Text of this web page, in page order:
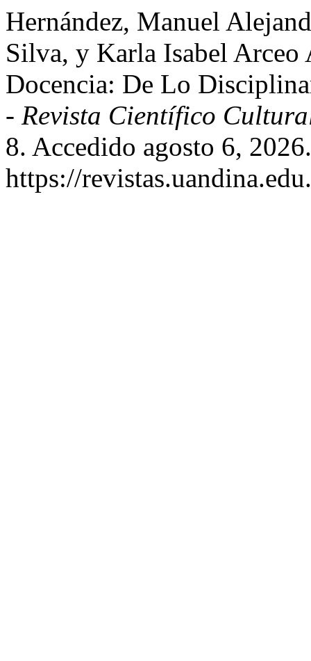
Hernández, Manuel
Silva, y Karla Isabel
Docencia: De Lo
- Revista Científico
8. Accedido agosto 6, 2026.
https://